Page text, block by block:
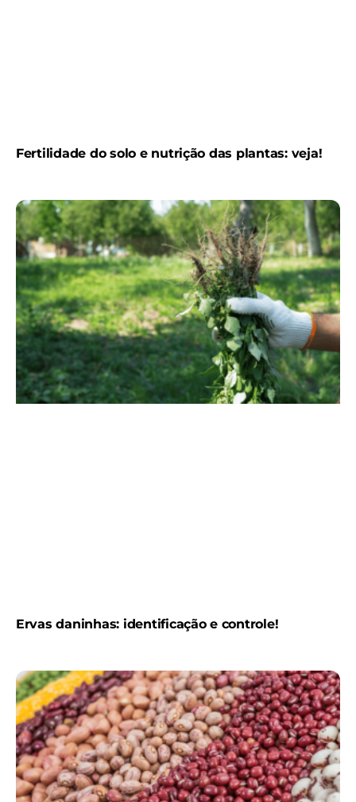
Fertilidade do solo e nutrição das plantas: veja!
Ervas daninhas: identificação e controle!